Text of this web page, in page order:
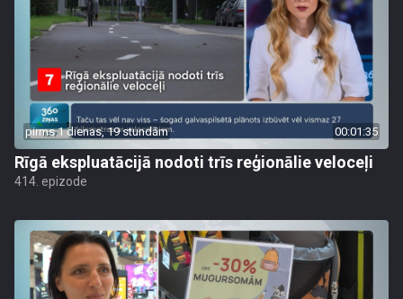
pirms 1 dienas, 19 stundām 00:01:35
Rīgā ekspluatācijā nodoti trīs reģionālie veloceļi
414. epizode